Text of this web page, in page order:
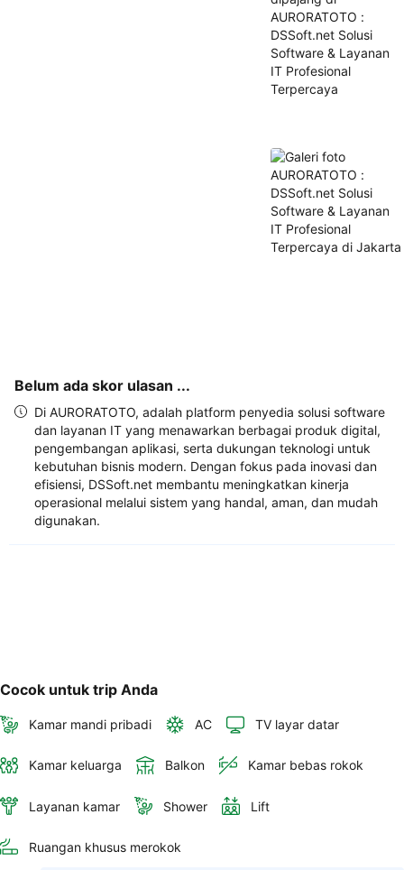
Belum ada skor ulasan ...
Di AURORATOTO, adalah platform penyedia solusi software
dan layanan IT yang menawarkan berbagai produk digital,
pengembangan aplikasi, serta dukungan teknologi untuk
kebutuhan bisnis modern. Dengan fokus pada inovasi dan
efisiensi, DSSoft.net membantu meningkatkan kinerja
operasional melalui sistem yang handal, aman, dan mudah
digunakan.
Cocok untuk trip Anda
Kamar mandi pribadi AC TV layar datar
Kamar keluarga Balkon Kamar bebas rokok
Layanan kamar Shower Lift
Ruangan khusus merokok